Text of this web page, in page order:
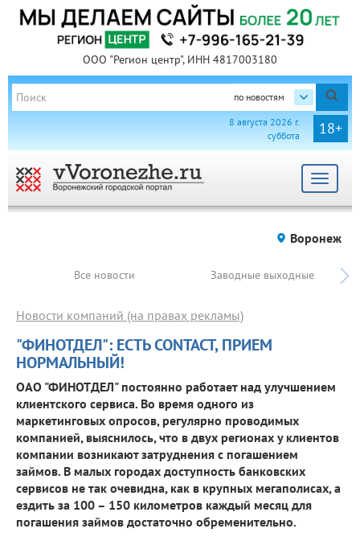
ООО "Регион центр", ИНН 4817003180
по новостям
18+
8 августа 2026 г.
суббота
Toggle
Воронеж
Все новости Заводные выходные
"ФИНОТДЕЛ": ЕСТЬ CONTACT, ПРИЕМ
НОРМАЛЬНЫЙ!
Новости компаний (на правах рекламы)
ОАО "ФИНОТДЕЛ" постоянно работает над улучшением
клиентского сервиса. Во время одного из
маркетинговых опросов, регулярно проводимых
компанией, выяснилось, что в двух регионах у клиентов
компании возникают затруднения с погашением
займов. В малых городах доступность банковских
сервисов не так очевидна, как в крупных мегаполисах, а
ездить за 100 – 150 километров каждый месяц для
погашения займов достаточно обременительно.